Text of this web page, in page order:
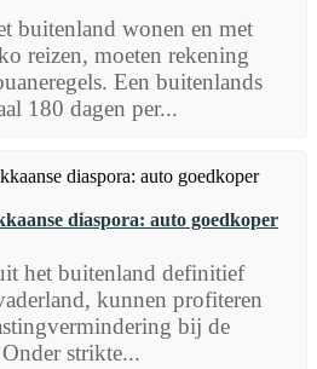
buitenland wonen en met
reizen, moeten rekening
Een buitenlands
180 dagen per...
diaspora: auto goedkoper
het buitenland definitief
kunnen profiteren
bij de
strikte...